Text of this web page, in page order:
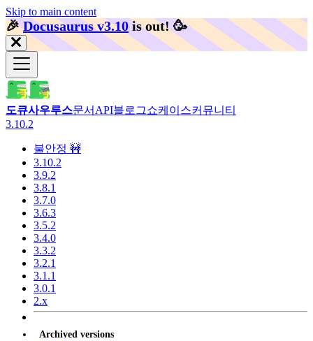
Skip to main content
🎉️Docusaurus v3.10 is out! 🥳️
도큐사우루스문서 API블로그쇼케이스커뮤니티
3.10.2
불안정 🚧
3.10.2
3.9.2
3.8.1
3.7.0
3.6.3
3.5.2
3.4.0
3.3.2
3.2.1
3.1.1
3.0.1
2.x
Archived versions